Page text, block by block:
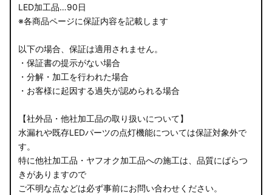
LED加工品…90日
※各商品ページに保証内容を記載します
以下の場合、保証は適用されません。
・保証書の提示がない場合
・分解・加工を行われた場合
・お客様に起因する過失が認められる場合
【社外品・他社加工品の取り扱いについて】
水漏れや既存LEDパーツの点灯機能については保証対象外で
す。
特に他社加工品・ヤフオク加工品への施工は、品質にばらつ
きがありますので
ご不明な点などは必ず事前にお問い合わせください。